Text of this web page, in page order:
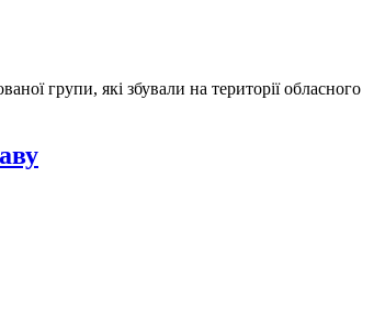
групи, які збували на території обласного